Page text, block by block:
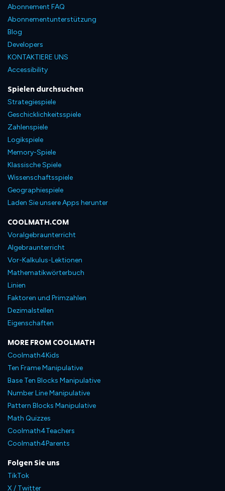
Abonnement FAQ
Abonnementunterstützung
Blog
Developers
KONTAKTIERE UNS
Accessibility
Spielen durchsuchen
Strategiespiele
Geschicklichkeitsspiele
Zahlenspiele
Logikspiele
Memory-Spiele
Klassische Spiele
Wissenschaftsspiele
Geographiespiele
Laden Sie unsere Apps herunter
COOLMATH.COM
Voralgebraunterricht
Algebraunterricht
Vor-Kalkulus-Lektionen
Mathematikwörterbuch
Linien
Faktoren und Primzahlen
Dezimalstellen
Eigenschaften
MORE FROM COOLMATH
Coolmath4Kids
Ten Frame Manipulative
Base Ten Blocks Manipulative
Number Line Manipulative
Pattern Blocks Manipulative
Math Quizzes
Coolmath4Teachers
Coolmath4Parents
Folgen Sie uns
TikTok
X / Twitter